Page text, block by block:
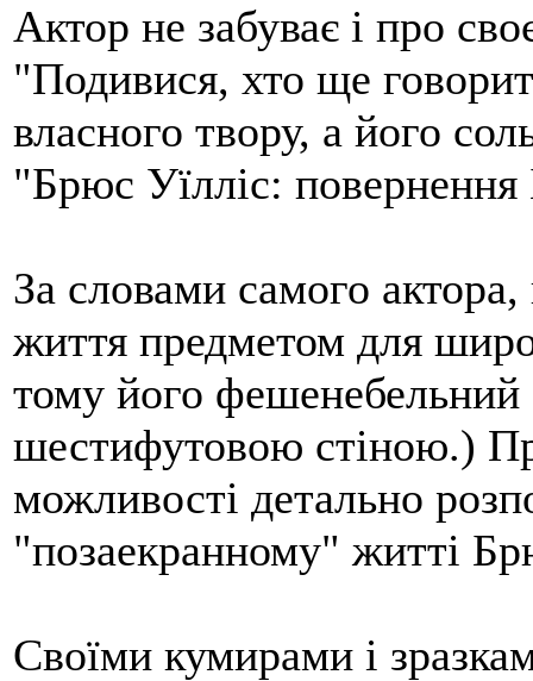
Актор не забуває і про
"Подивися, хто ще
власного твору, а його
"Брюс Уїлліс:
За словами самого
життя предметом для
тому його фешенебельний
шестифутовою стіною.)
можливості детально
"позаекранному" житті
Своїми кумирами і